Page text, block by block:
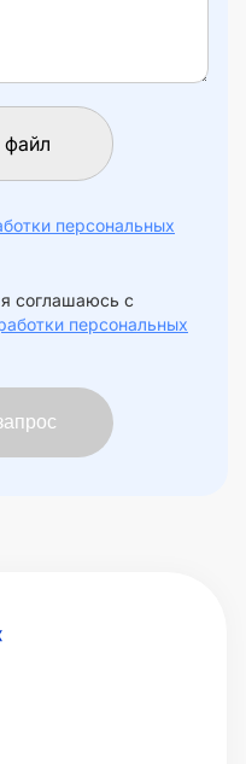
персональных
соглашаюсь с
персональных